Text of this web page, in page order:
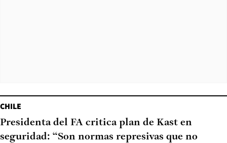
CHILE
Presidenta del FA critica plan de Kast en
seguridad: “Son normas represivas que no